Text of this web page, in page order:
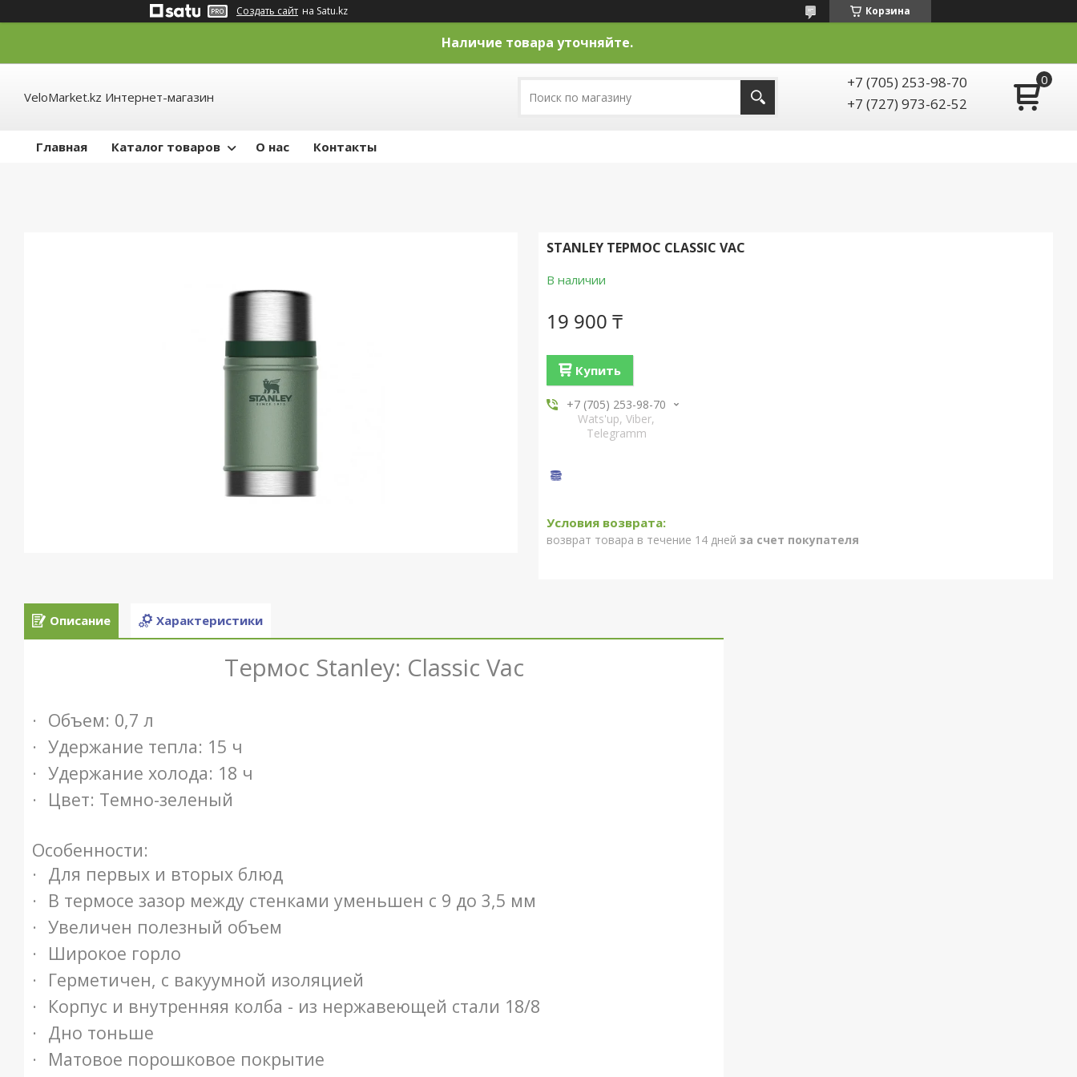
Создать сайт на Satu.kz Корзина
Наличие товара уточняйте.
VeloMarket.kz Интернет-магазин
+7 (705) 253-98-70
+7 (727) 973-62-52
Главная Каталог товаров О нас Контакты
STANLEY ТЕРМОС CLASSIC VAC
В наличии
19 900 ₸
Купить
+7 (705) 253-98-70
Wats'up, Viber,
Telegramm
возврат товара в течение 14 дней за счет покупателя
Описание Характеристики
Термос Stanley: Classic Vac
· Объем: 0,7 л
· Удержание тепла: 15 ч
· Удержание холода: 18 ч
·
Цвет: Темно-зеленый
Особенности:
· Для первых и вторых блюд
·
В термосе зазор между стенками уменьшен с 9 до 3,5 мм
· Увеличен полезный объем
·
Широкое горло
·
Герметичен, с вакуумной изоляцией
·
Корпус и внутренняя колба - из нержавеющей стали 18/8
· Дно тоньше
·
Матовое порошковое покрытие